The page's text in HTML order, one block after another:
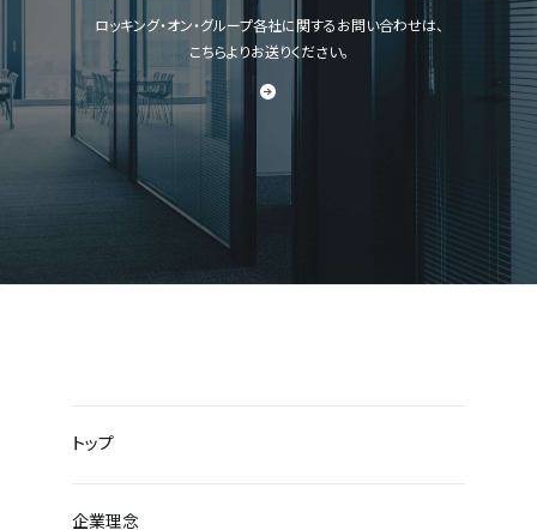
ロッキング・オン・グループ各社に関するお問い合わせは、
こちらよりお送りください。
トップ
企業理念